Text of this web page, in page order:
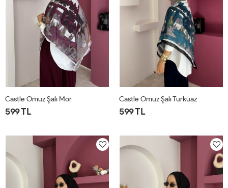
Castle Omuz Şalı Mor
599 TL
Castle Omuz Şalı Turkuaz
599 TL